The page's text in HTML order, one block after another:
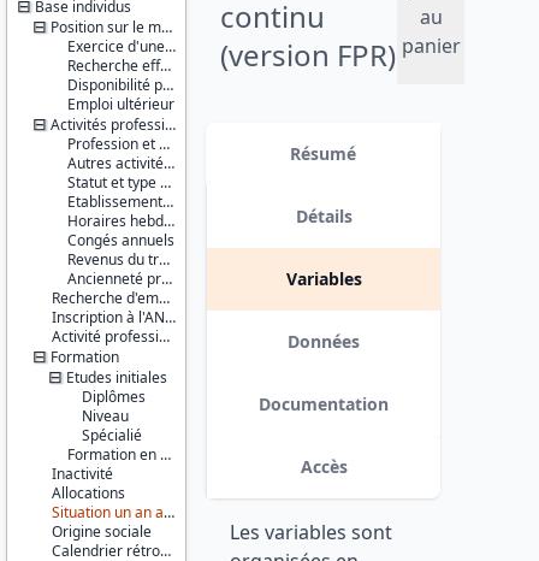
JEU DE
DONNÉES
continu
(version FPR)
au
panier
supplémentaires dites « rétropolées
retrouver, sur la période 2003-2012,
les séries qui ont été corrigées de
l'effet de la rénovation du
(dans les fichiers enfants
individus EXTRILOG_RETROPOLE,
EXTRI16_RETROPOLE ; dans les
variable HALO_ANC a également
été ajoutée dans les fichiers
individus : elle correspond à
savoir les personnes inactives
souhaitant ou cherchant activement
Base individus
Position sur le marché du travail
Exercice d'une activité professionnelle effective
Recherche effective d'un travail
Disponibilité pour travailler
Emploi ultérieur
Activités professionnelles
Profession et employeur principaux
Autres activités professionnelles
Statut et type de contrat
Etablissement employeur
Horaires hebdomadaires
Congés annuels
Revenus du travail
Ancienneté professionnelle
Recherche d'emploi
Inscription à l'ANPE
Activité professionnelle antérieure
Formation
Etudes initiales
Diplômes
Niveau
Spécialié
Formation en cours
Inactivité
Allocations
Situation un an auparavant
Origine sociale
Calendrier rétrospectif d'activité
Identifiants :
lil-0684b
doi:10.13144/lil-
0684b
Thème :
Travail et
emploi
Série :
Enquête
Emploi /
Enquête
Emploi en
continu
(EE / EEC)
Couverture
géographique :
France
métropolitaine
Producteur :
Résumé
Détails
Variables
Données
Documentation
Accès
Les variables sont